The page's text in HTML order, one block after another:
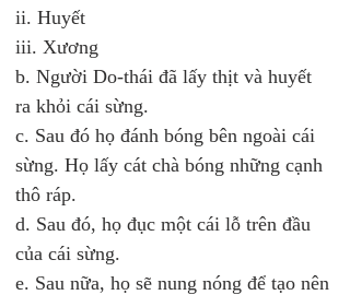
ii. Huyết
iii. Xương
b. Người Do-thái đã lấy thịt và huyết
ra khỏi cái sừng.
c. Sau đó họ đánh bóng bên ngoài cái
sừng. Họ lấy cát chà bóng những cạnh
thô ráp.
d. Sau đó, họ đục một cái lỗ trên đầu
của cái sừng.
e. Sau nữa, họ sẽ nung nóng để tạo nên